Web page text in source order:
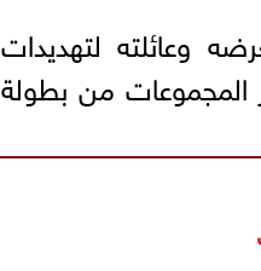
وعائلته لتهديدات
المجموعات من بطولة